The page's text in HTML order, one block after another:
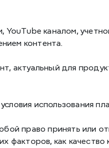
YouTube каналом,
контента.
актуальный для
использования
право принять или
факторов, как качество